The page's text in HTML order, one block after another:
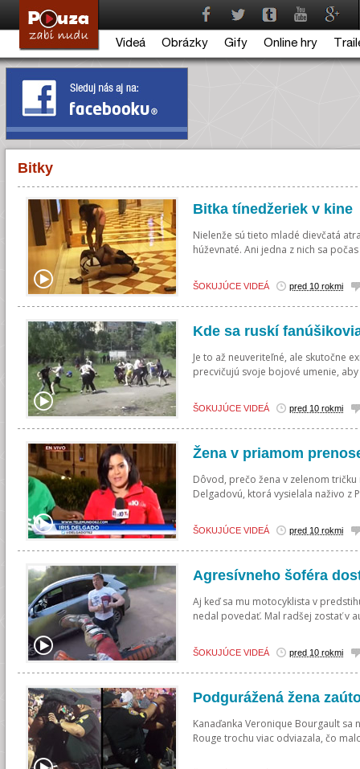
Videá Obrázky Gify Online hry
Bitky
Bitka tínedžeriek v kine
Nielenže sú tieto mladé dievčatá
húževnaté. Ani jedna z nich sa
ŠOKUJÚCE VIDEÁ pred 10 rokmi
Kde sa ruskí
Je to až neuveriteľné, ale skutočne
precvičujú svoje bojové umenie, aby
ŠOKUJÚCE VIDEÁ pred 10 rokmi
Žena v priamom
Dôvod, prečo žena v zelenom
Delgadovú, ktorá vysielala naživo z
ŠOKUJÚCE VIDEÁ pred 10 rokmi
Agresívneho šoféra
Aj keď sa mu motocyklista v
nedal povedať. Mal radšej zostať v
ŠOKUJÚCE VIDEÁ pred 10 rokmi
Podgurážená žena
Kanaďanka Veronique Bourgault
Rouge trochu viac odviazala, čo